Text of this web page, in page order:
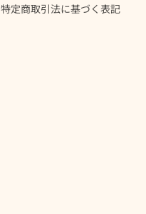
特定商取引法に基づく表記